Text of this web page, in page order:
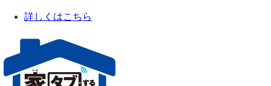
詳しくはこちら